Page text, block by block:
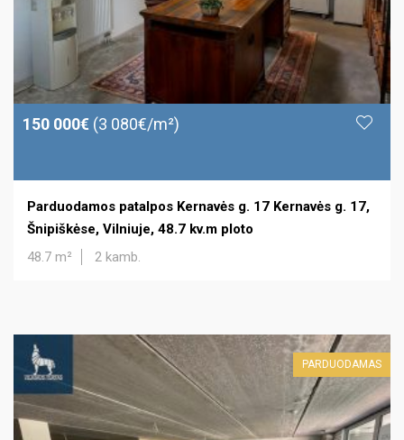
150 000€ (3 080€/m²)
Parduodamos patalpos Kernavės g. 17 Kernavės g. 17,
Šnipiškėse, Vilniuje, 48.7 kv.m ploto
48.7 m²
2 kamb.
PARDUODAMAS